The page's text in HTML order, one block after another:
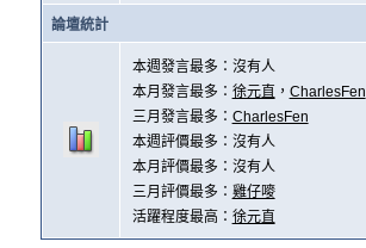
論壇統計
本週發言最多：沒有人
本月發言最多： 徐元直 ， CharlesFen
三月發言最多： CharlesFen
本週評價最多：沒有人
本月評價最多：沒有人
三月評價最多： 雞仔嘜
活躍程度最高： 徐元直